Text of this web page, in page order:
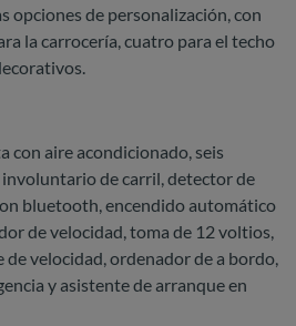
opciones de personalización, con
la carrocería, cuatro para el techo
con aire acondicionado, seis
involuntario de carril, detector de
bluetooth, encendido automático
de velocidad, toma de 12 voltios,
velocidad, ordenador de a bordo,
y asistente de arranque en